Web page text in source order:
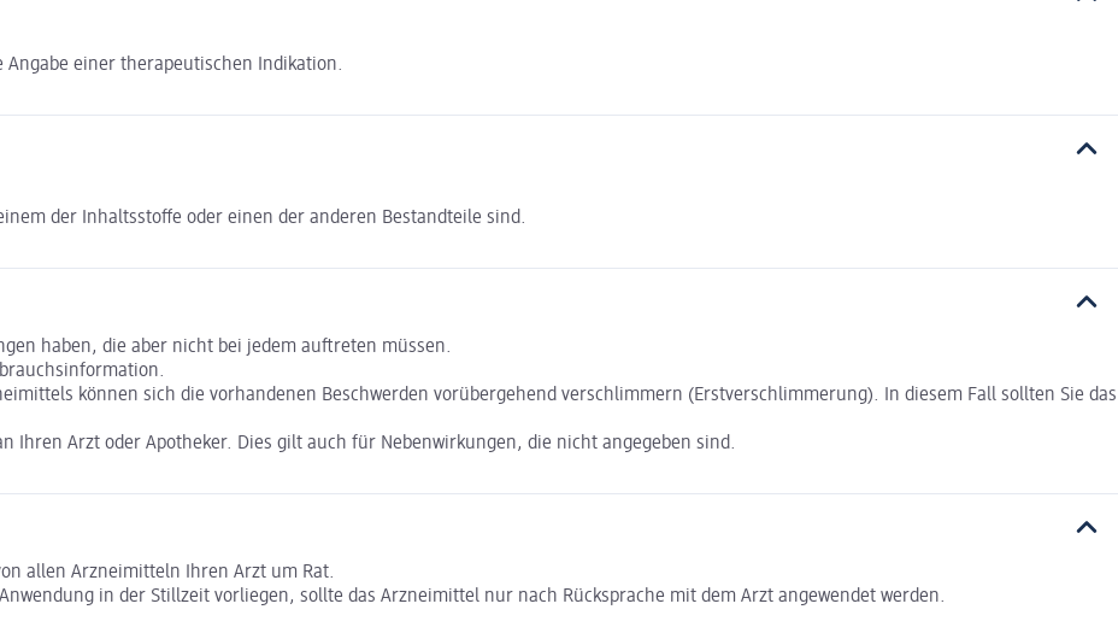
einer therapeutischen Indikation.
der Inhaltsstoffe oder einen der anderen Bestandteile sind.
haben, die aber nicht bei jedem auftreten müssen.
können sich die vorhandenen Beschwerden vorübergehend verschlimmern (Erstverschlimmerung). In diesem Fall sollten Sie das
Ihren Arzt oder Apotheker. Dies gilt auch für Nebenwirkungen, die nicht angegeben sind.
allen Arzneimitteln Ihren Arzt um Rat.
in der Stillzeit vorliegen, sollte das Arzneimittel nur nach Rücksprache mit dem Arzt angewendet werden.